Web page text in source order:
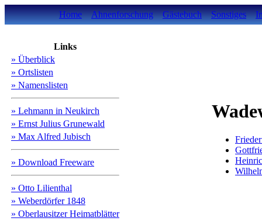
Home Ahnenforschung Gästebuch Sonstiges
Links
» Überblick
» Ortslisten
» Namenslisten
» Lehmann in Neukirch
» Ernst Julius Grunewald
» Max Alfred Jubisch
» Download Freeware
» Otto Lilienthal
» Weberdörfer 1848
» Oberlausitzer Heimatblätter